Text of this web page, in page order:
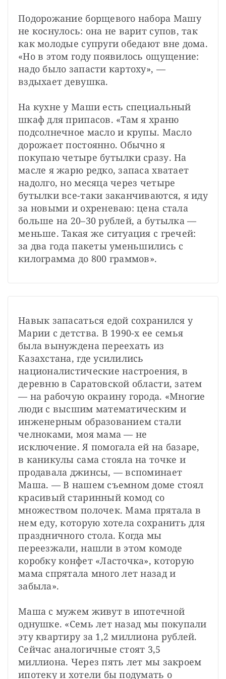
Подорожание борщевого набора Машу
не коснулось: она не варит супов, так
как молодые супруги обедают вне дома.
«Но в этом году появилось ощущение:
надо было запасти картоху», —
вздыхает девушка.
На кухне у Маши есть специальный
шкаф для припасов. «Там я храню
подсолнечное масло и крупы. Масло
дорожает постоянно. Обычно я
покупаю четыре бутылки сразу. На
масле я жарю редко, запаса хватает
надолго, но месяца через четыре
бутылки все-таки заканчиваются, я иду
за новыми и охреневаю: цена стала
больше на 20–30 рублей, а бутылка —
меньше. Такая же ситуация с гречей:
за два года пакеты уменьшились с
килограмма до 800 граммов».
Навык запасаться едой сохранился у
Марии с детства. В 1990-х ее семья
была вынуждена переехать из
Казахстана, где усилились
националистические настроения, в
деревню в Саратовской области, затем
— на рабочую окраину города. «Многие
люди с высшим математическим и
инженерным образованием стали
челноками, моя мама — не
исключение. Я помогала ей на базаре,
в каникулы сама стояла на точке и
продавала джинсы, — вспоминает
Маша. — В нашем съемном доме стоял
красивый старинный комод со
множеством полочек. Мама прятала в
нем еду, которую хотела сохранить для
праздничного стола. Когда мы
переезжали, нашли в этом комоде
коробку конфет «Ласточка», которую
мама спрятала много лет назад и
забыла».
Маша с мужем живут в ипотечной
однушке. «Семь лет назад мы покупали
эту квартиру за 1,2 миллиона рублей.
Сейчас аналогичные стоят 3,5
миллиона. Через пять лет мы закроем
ипотеку и хотели бы подумать о